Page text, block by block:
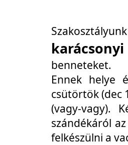
benneteket.
Ennek helye
csütörtök (dec
(vagy-vagy).
szándékáról
felkészülni a